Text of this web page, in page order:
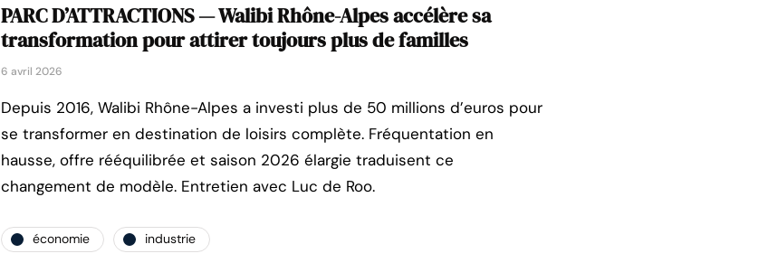
PARC D’ATTRACTIONS — Walibi Rhône-Alpes accélère sa
transformation pour attirer toujours plus de familles
6 avril 2026
Depuis 2016, Walibi Rhône-Alpes a investi plus de 50 millions d’euros pour
se transformer en destination de loisirs complète. Fréquentation en
hausse, offre rééquilibrée et saison 2026 élargie traduisent ce
changement de modèle. Entretien avec Luc de Roo.
économie industrie